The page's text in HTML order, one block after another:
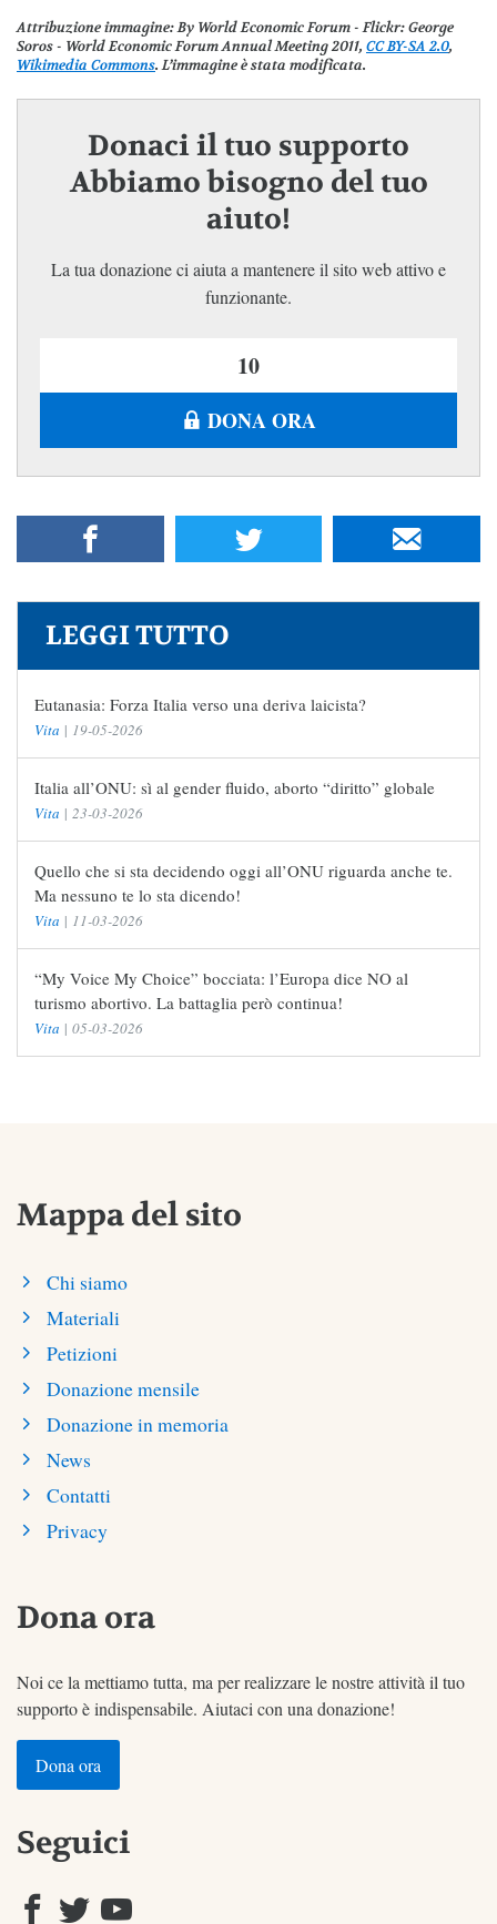
Attribuzione immagine: By World Economic Forum - Flickr: George
Soros - World Economic Forum Annual Meeting 2011, CC BY-SA 2.0,
Wikimedia Commons. L’immagine è stata modificata.
Donaci il tuo supporto
Abbiamo bisogno del tuo
aiuto!
La tua donazione ci aiuta a mantenere il sito web attivo e
funzionante.
DONA ORA
LEGGI TUTTO
Eutanasia: Forza Italia verso una deriva laicista?
Vita | 19-05-2026
Italia all’ONU: sì al gender fluido, aborto “diritto” globale
Vita | 23-03-2026
Quello che si sta decidendo oggi all’ONU riguarda anche te.
Ma nessuno te lo sta dicendo!
Vita | 11-03-2026
“My Voice My Choice” bocciata: l’Europa dice NO al
turismo abortivo. La battaglia però continua!
Vita | 05-03-2026
Mappa del sito
Chi siamo
Materiali
Petizioni
Donazione mensile
Donazione in memoria
News
Contatti
Privacy
Dona ora
Noi ce la mettiamo tutta, ma per realizzare le nostre attività il tuo
supporto è indispensabile. Aiutaci con una donazione!
Dona ora
Seguici